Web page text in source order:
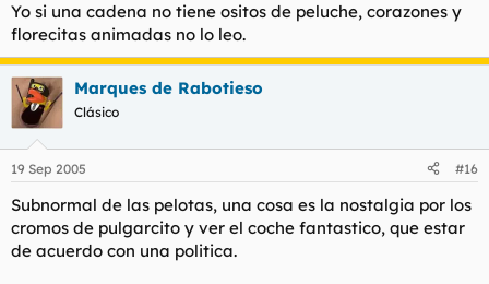
Yo si una cadena no tiene ositos de peluche, corazones y
florecitas animadas no lo leo.
Marques de Rabotieso
Clásico
19 Sep 2005 #16
Subnormal de las pelotas, una cosa es la nostalgia por los
cromos de pulgarcito y ver el coche fantastico, que estar
de acuerdo con una politica.